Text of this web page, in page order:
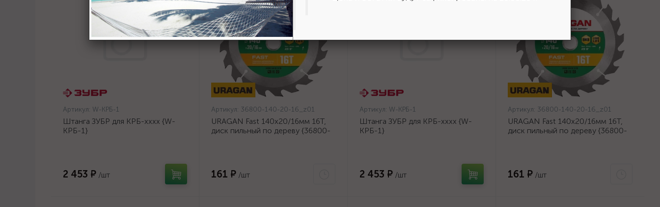
Артикул: W-КРБ-1
Штанга ЗУБР для КРБ-хххх {W-
КРБ-1}
2 453 ₽ /шт
Артикул: 36800-140-20-16_z01
URAGAN Fast 140x20/16мм 16Т,
диск пильный по дереву {36800-
161 ₽ /шт
Артикул: W-КРБ-1
Штанга ЗУБР для КРБ-хххх {W-
КРБ-1}
2 453 ₽ /шт
Артикул: 36800-140-20-16_z01
URAGAN Fast 140x20/16мм 16Т,
диск пильный по дереву {36800-
161 ₽ /шт